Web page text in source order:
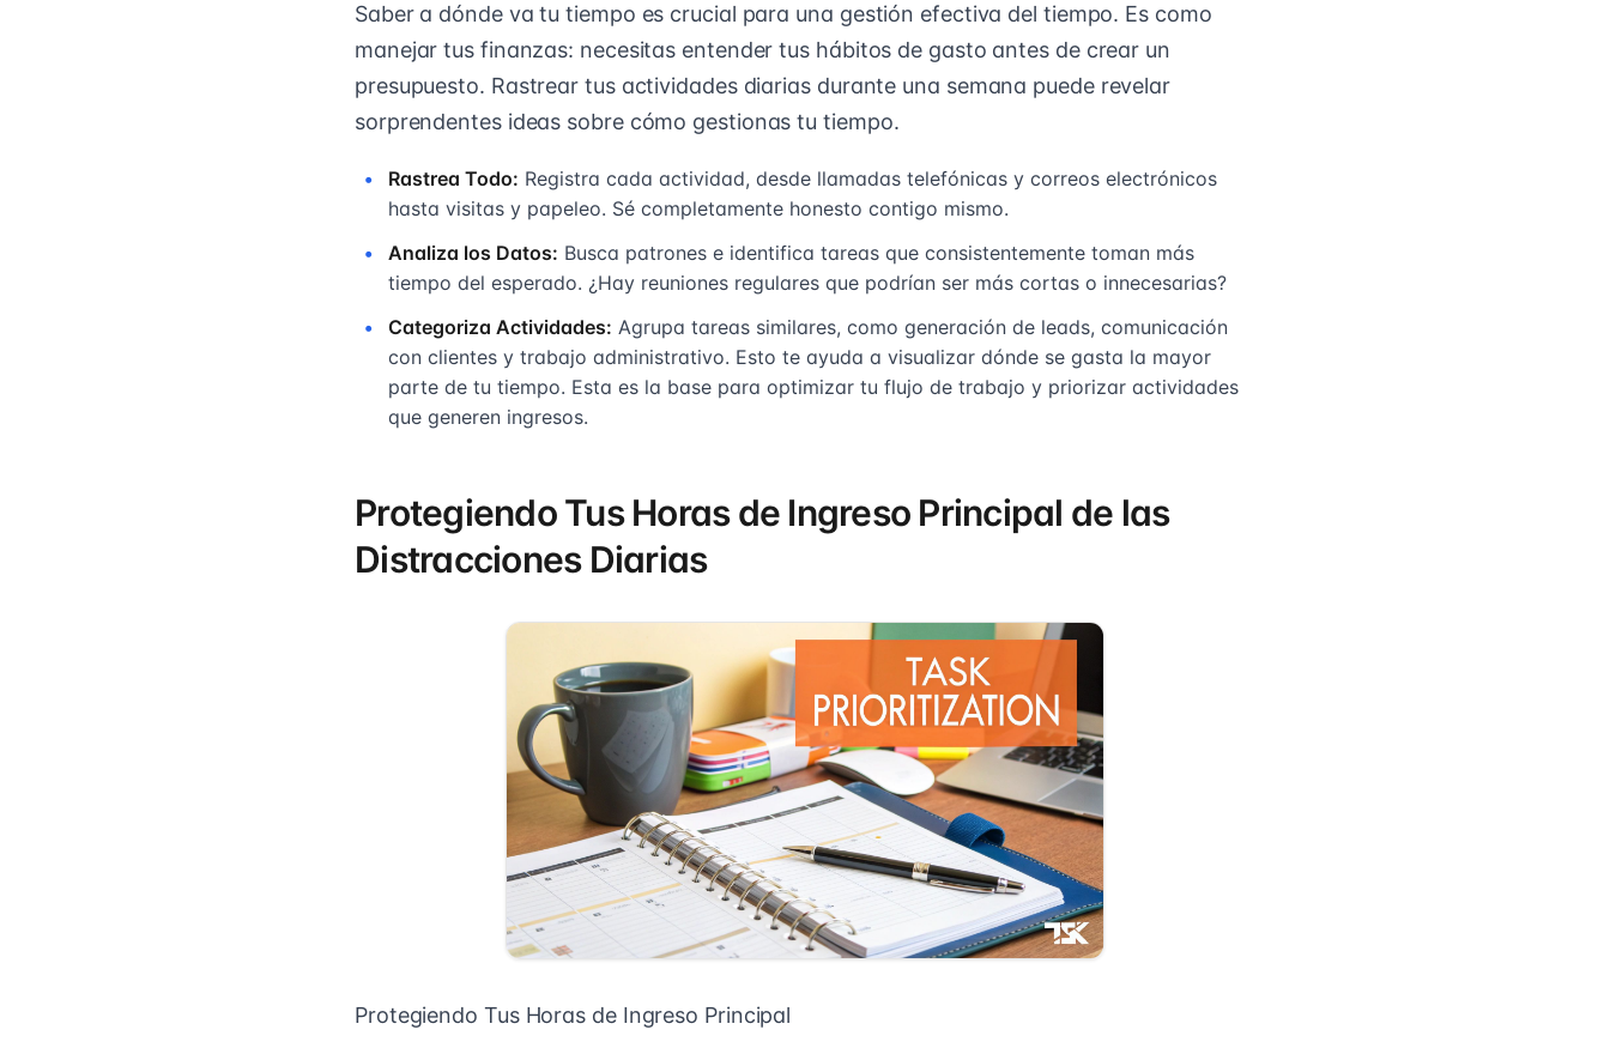
Saber a dónde va tu tiempo es crucial para una gestión efectiva del tiempo. Es como
manejar tus finanzas: necesitas entender tus hábitos de gasto antes de crear un
presupuesto. Rastrear tus actividades diarias durante una semana puede revelar
sorprendentes ideas sobre cómo gestionas tu tiempo.
Rastrea Todo: Registra cada actividad, desde llamadas telefónicas y correos electrónicos
hasta visitas y papeleo. Sé completamente honesto contigo mismo.
Analiza los Datos: Busca patrones e identifica tareas que consistentemente toman más
tiempo del esperado. ¿Hay reuniones regulares que podrían ser más cortas o innecesarias?
Categoriza Actividades: Agrupa tareas similares, como generación de leads, comunicación
con clientes y trabajo administrativo. Esto te ayuda a visualizar dónde se gasta la mayor
parte de tu tiempo. Esta es la base para optimizar tu flujo de trabajo y priorizar actividades
que generen ingresos.
Protegiendo Tus Horas de Ingreso Principal de las
Distracciones Diarias
Protegiendo Tus Horas de Ingreso Principal